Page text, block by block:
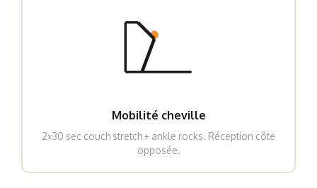
Mobilité cheville
2×30 sec couch stretch + ankle rocks. Réception côte
opposée.